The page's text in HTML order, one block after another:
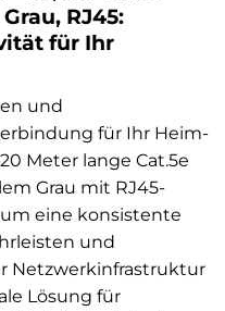
RJ45:
für Ihr
und
für Ihr Heim-
Meter lange Cat.5e
Grau mit RJ45-
eine konsistente
und
Netzwerkinfrastruktur
Lösung für